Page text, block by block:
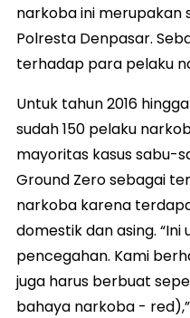
narkoba ini merupakan
Polresta Denpasar.
terhadap para pelaku
Untuk tahun 2016
sudah 150 pelaku
mayoritas kasus sabu-
Ground Zero sebagai
narkoba karena
domestik dan asing.
pencegahan. Kami
juga harus berbuat
bahaya narkoba -